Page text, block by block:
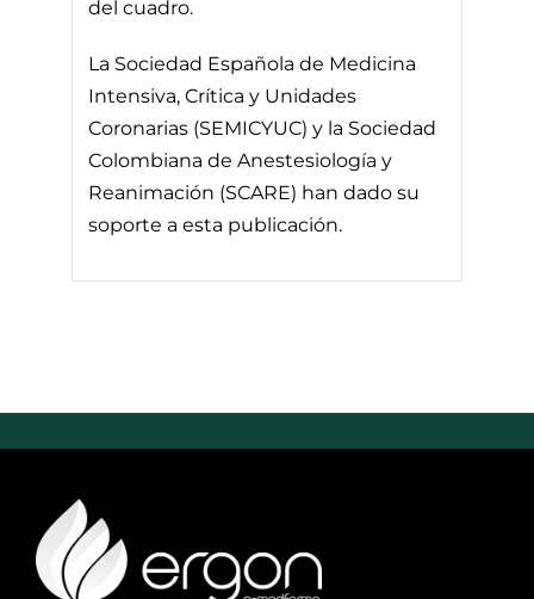
del cuadro.
La Sociedad Española de Medicina
Intensiva, Crítica y Unidades
Coronarias (SEMICYUC) y la Sociedad
Colombiana de Anestesiología y
Reanimación (SCARE) han dado su
soporte a esta publicación.